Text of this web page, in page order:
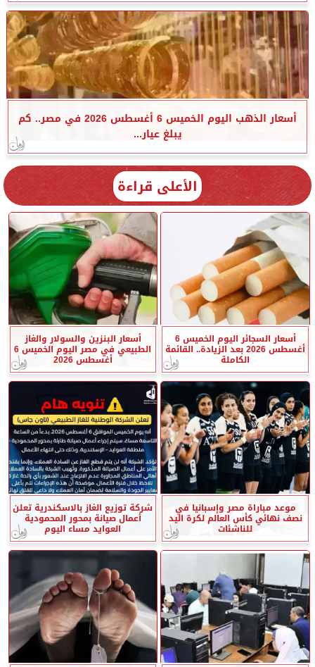
أسعار الذهب اليوم الخميس 6 أغسطس 2026 في مصر.. كم
يبلغ عيار...
الأعلى قراءة
أسعار السجائر اليوم الخميس 6
أغسطس 2026 بعد الزيادة.. القائمة
الكاملة
أسعار البنزين والسولار والغاز
الطبيعي في مصر اليوم الخميس 6
أغسطس 2026
موعد مباراة مصر وإسبانيا في
نصف نهائي كأس العالم لكرة اليد
للناشئات
شركة توزيع الغاز بالاسكندرية تعلن
أعمال صيانة بمحور المحمودية
العوايد مساء اليوم